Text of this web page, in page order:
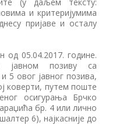
и критеријумима
пријаве и осталу
од 05.04.2017. године.
јавном позиву са
5 овог јавног позива,
коверти, путем поште
осигурања Брчко
бр. 4 или лично
6), најкасније до